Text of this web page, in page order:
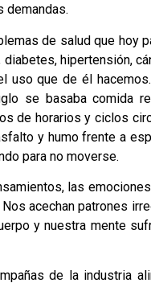
demandas.
de salud que hoy
hipertensión,
uso que de él
se basaba comida
de horarios y ciclos
y humo frente a
para no moverse.
las
acechan patrones
y nuestra mente
de la industria